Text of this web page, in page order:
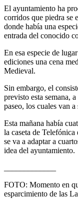
El ayuntamiento ha
corridos que piedra se
donde había una
entrada del conocido
En esa especie de
ediciones una cena
Medieval.
Sin embargo, el
previsto esta semana,
paseo, los cuales van
Esta mañana había
la caseta de
se va a adaptar a
idea del ayuntamiento.
FOTO: Momento en
esparcimiento de las